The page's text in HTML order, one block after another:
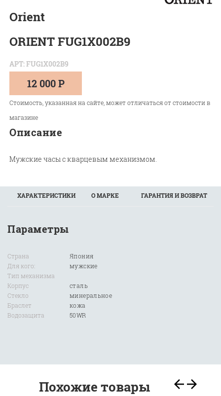
Orient
ORIENT FUG1X002B9
АРТ: FUG1X002B9
12 000 Р
Стоимость, указанная на сайте, может отличаться от стоимости в
магазине
Описание
Мужские часы с кварцевым механизмом.
ХАРАКТЕРИСТИКИ О МАРКЕ ГАРАНТИЯ И ВОЗВРАТ
Параметры
Страна
Для кого:
Тип механизма
Корпус
Стекло
Браслет
Водозащита
Япония
мужские
сталь
минеральное
кожа
50WR
Похожие товары